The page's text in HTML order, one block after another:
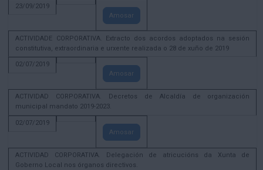
23/09/2019
Amosar
ACTIVIDADE CORPORATIVA. Extracto dos acordos adoptados na sesión
constitutiva, extraordinaria e urxente realizada o 28 de xuño de 2019
02/07/2019
Amosar
ACTIVIDAD CORPORATIVA. Decretos de Alcaldía de organización
municipal mandato 2019-2023.
02/07/2019
Amosar
ACTIVIDAD CORPORATIVA. Delegación de atricucións da Xunta de
Goberno Local nos órganos directivos.